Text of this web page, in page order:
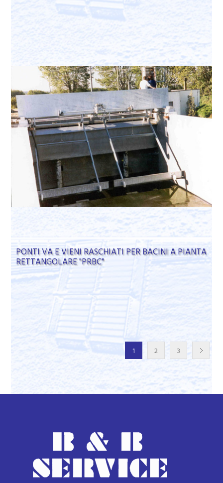
PONTI VA E VIENI RASCHIATI PER BACINI A PIANTA
RETTANGOLARE "PRBC"
1 2 3